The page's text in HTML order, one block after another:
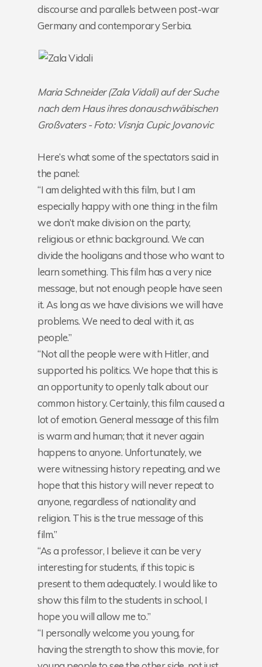
discourse and parallels between post-war
Germany and contemporary Serbia.
Maria Schneider (Zala Vidali) auf der Suche
nach dem Haus ihres donauschwäbischen
Großvaters - Foto: Visnja Cupic Jovanovic
Here’s what some of the spectators said in
the panel:
“I am delighted with this film, but I am
especially happy with one thing: in the film
we don’t make division on the party,
religious or ethnic background. We can
divide the hooligans and those who want to
learn something. This film has a very nice
message, but not enough people have seen
it. As long as we have divisions we will have
problems. We need to deal with it, as
people.”
“Not all the people were with Hitler, and
supported his politics. We hope that this is
an opportunity to openly talk about our
common history. Certainly, this film caused a
lot of emotion. General message of this film
is warm and human; that it never again
happens to anyone. Unfortunately, we
were witnessing history repeating, and we
hope that this history will never repeat to
anyone, regardless of nationality and
religion. This is the true message of this
film.”
“As a professor, I believe it can be very
interesting for students, if this topic is
present to them adequately. I would like to
show this film to the students in school, I
hope you will allow me to.”
“I personally welcome you young, for
having the strength to show this movie, for